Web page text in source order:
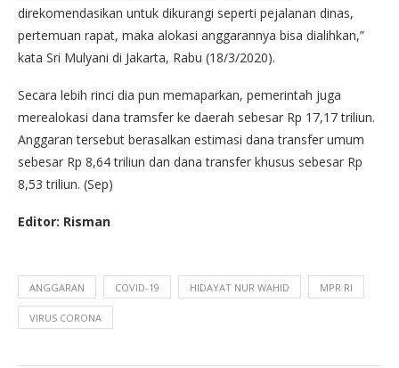
direkomendasikan untuk dikurangi seperti pejalanan dinas,
pertemuan rapat, maka alokasi anggarannya bisa dialihkan,”
kata Sri Mulyani di Jakarta, Rabu (18/3/2020).
Secara lebih rinci dia pun memaparkan, pemerintah juga
merealokasi dana tramsfer ke daerah sebesar Rp 17,17 triliun.
Anggaran tersebut berasalkan estimasi dana transfer umum
sebesar Rp 8,64 triliun dan dana transfer khusus sebesar Rp
8,53 triliun. (Sep)
Editor: Risman
ANGGARAN COVID-19 HIDAYAT NUR WAHID MPR RI
VIRUS CORONA